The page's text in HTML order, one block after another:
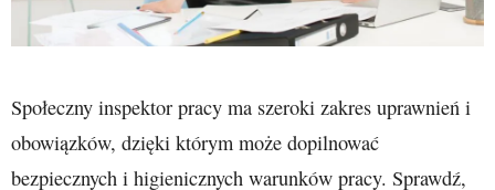
Społeczny inspektor pracy ma szeroki zakres uprawnień i
obowiązków, dzięki którym może dopilnować
bezpiecznych i higienicznych warunków pracy. Sprawdź,